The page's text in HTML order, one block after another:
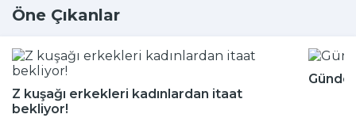
Öne Çıkanlar
Z kuşağı erkekleri kadınlardan itaat
bekliyor!
Günde